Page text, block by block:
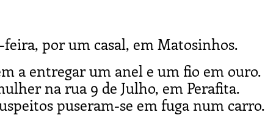
por um casal, em Matosinhos.
a entregar um anel e um fio em ouro.
na rua 9 de Julho, em Perafita.
puseram-se em fuga num carro.